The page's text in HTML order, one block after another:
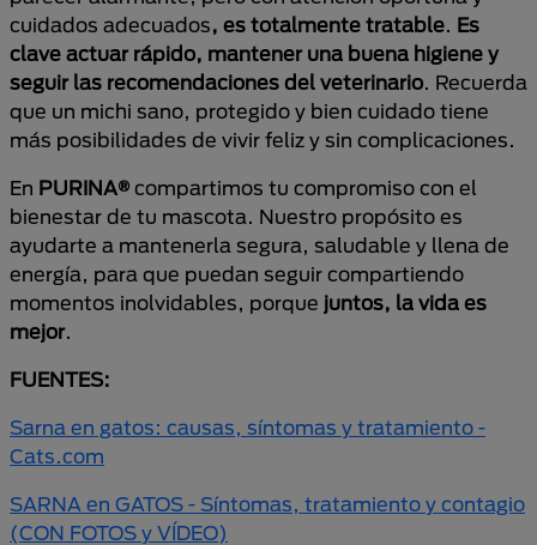
cuidados adecuados, es totalmente tratable. Es
clave actuar rápido, mantener una buena higiene y
seguir las recomendaciones del veterinario. Recuerda
que un michi sano, protegido y bien cuidado tiene
más posibilidades de vivir feliz y sin complicaciones.
En PURINA® compartimos tu compromiso con el
bienestar de tu mascota. Nuestro propósito es
ayudarte a mantenerla segura, saludable y llena de
energía, para que puedan seguir compartiendo
momentos inolvidables, porque juntos, la vida es
mejor.
FUENTES:
Sarna en gatos: causas, síntomas y tratamiento -
Cats.com
SARNA en GATOS - Síntomas, tratamiento y contagio
(CON FOTOS y VÍDEO)